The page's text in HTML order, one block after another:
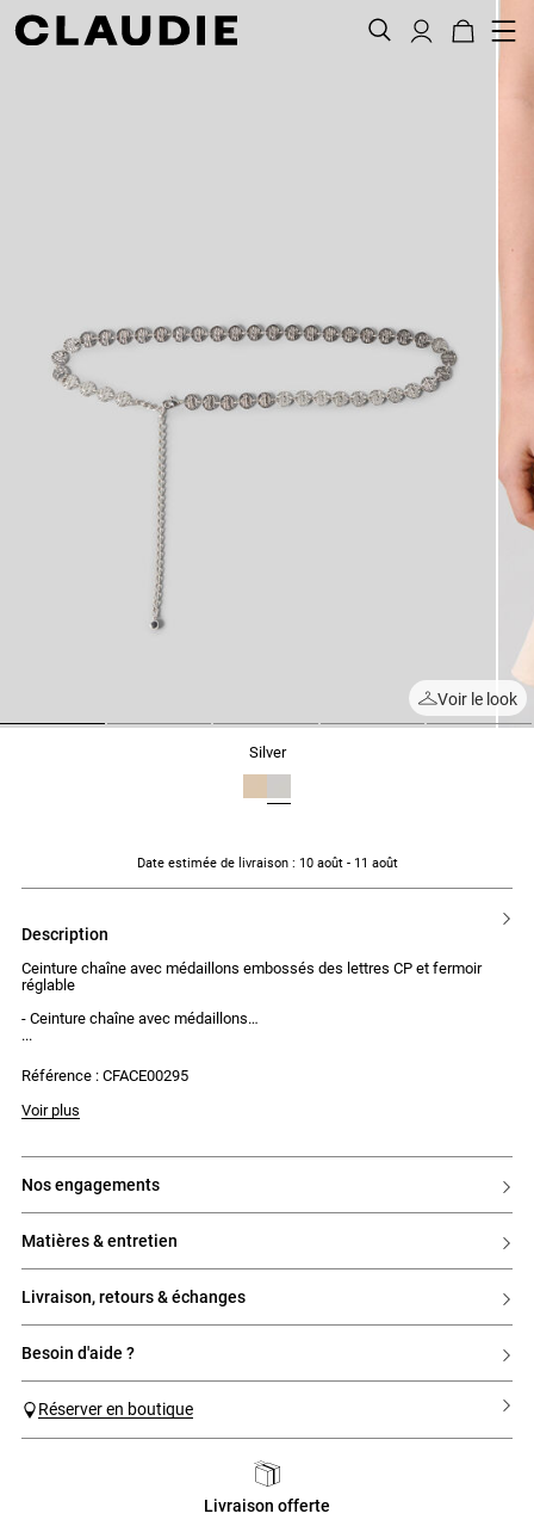
Voir le look
silver
Date estimée de livraison: 10 août - 11 août
description
Ceinture chaîne avec médaillons embossés des lettres CP et fermoir
réglable
- Ceinture chaîne avec médaillons
- Lettres CP embossées
Référence : CFACE00295
Voir plus
nos engagements
matières & entretien
livraison, retours & échanges
besoin d'aide ?
Réserver en boutique
Livraison offerte